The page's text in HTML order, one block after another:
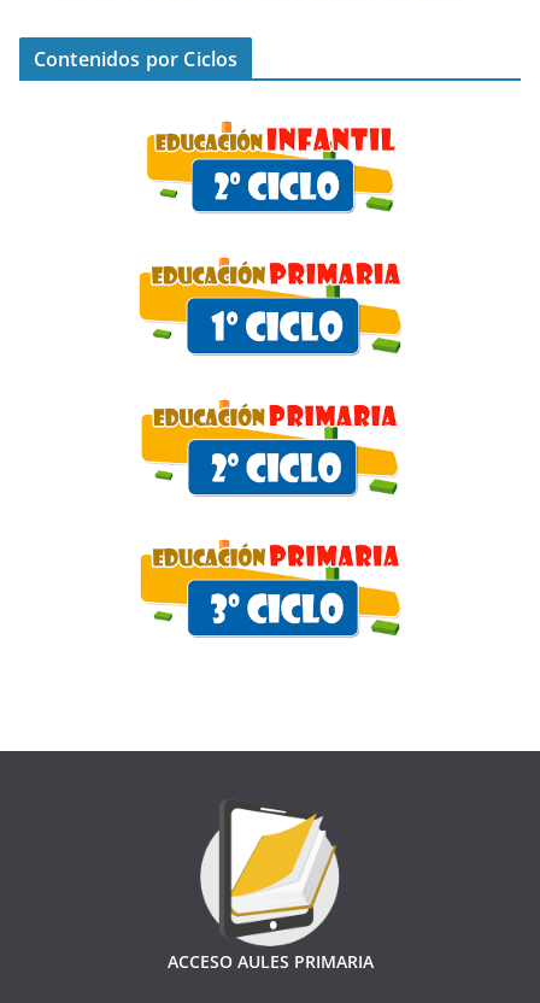
Contenidos por Ciclos
ACCESO AULES PRIMARIA